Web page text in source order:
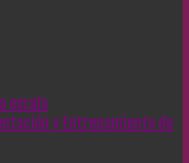
escala
y Entrenamiento de